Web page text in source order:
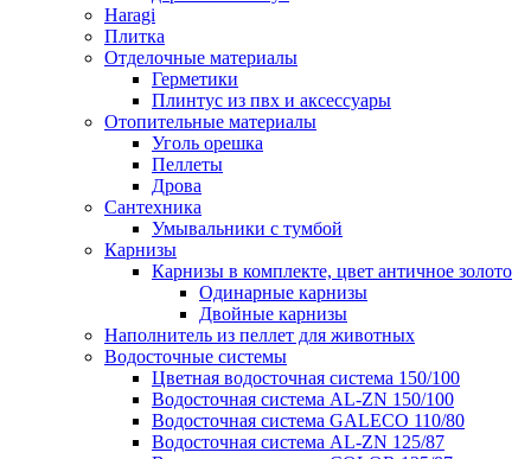
Haragi
Плитка
Отделочные материалы
Герметики
Плинтус из пвх и аксессуары
Отопительные материалы
Уголь орешка
Пеллеты
Дрова
Сантехника
Умывальники с тумбой
Карнизы
Карнизы в комплекте, цвет античное золото
Одинарные карнизы
Двойные карнизы
Наполнитель из пеллет для животных
Водосточные системы
Цветная водосточная система 150/100
Водосточная система AL-ZN 150/100
Водосточная система GALECO 110/80
Водосточная система AL-ZN 125/87